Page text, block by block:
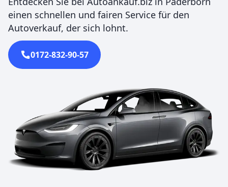
einen schnellen und fairen Service für den
Autoverkauf, der sich lohnt.
0172-832-90-57